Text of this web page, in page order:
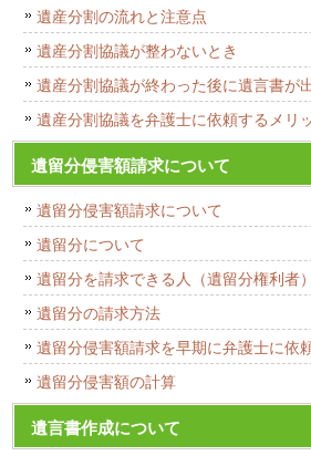
遺産分割の流れと注意点
遺産分割協議が整わないとき
遺産分割協議が終わった後に遺言書が
遺産分割協議を弁護士に依頼するメリ
遺留分侵害額請求について
遺留分侵害額請求について
遺留分について
遺留分を請求できる人（遺留分権利者
遺留分の請求方法
遺留分侵害額請求を早期に弁護士に依
遺留分侵害額の計算
遺言書作成について